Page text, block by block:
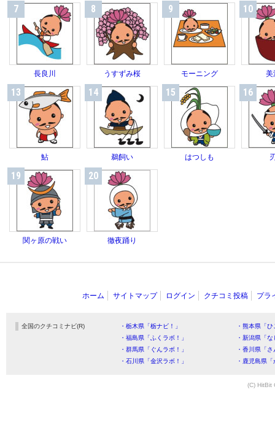
7
長良川
8
うすずみ桜
9
モーニング
10
美
13
鮎
14
鵜飼い
15
はつしも
16
19
関ヶ原の戦い
20
徹夜踊り
ホーム サイトマップ ログイン クチコミ投稿 プラ
全国のクチコミナビ(R) ・栃木県「栃ナビ！」
・熊本県「
・福島県「ふくラボ！」
・新潟県「
・群馬県「ぐんラボ！」
・香川県「
・石川県「金沢ラボ！」
・鹿児島県
(C) HitBit